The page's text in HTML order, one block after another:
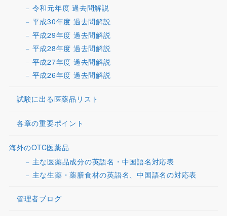
令和元年度 過去問解説
平成30年度 過去問解説
平成29年度 過去問解説
平成28年度 過去問解説
平成27年度 過去問解説
平成26年度 過去問解説
試験に出る医薬品リスト
各章の重要ポイント
海外のOTC医薬品
主な医薬品成分の英語名・中国語名対応表
主な生薬・薬膳食材の英語名、中国語名の対応表
管理者ブログ